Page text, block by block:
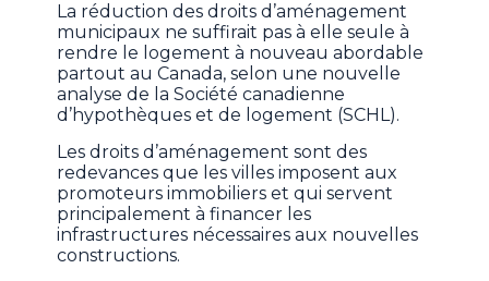
La réduction des droits d’aménagement
municipaux ne suffirait pas à elle seule à
rendre le logement à nouveau abordable
partout au Canada, selon une nouvelle
analyse de la Société canadienne
d’hypothèques et de logement (SCHL).
Les droits d’aménagement sont des
redevances que les villes imposent aux
promoteurs immobiliers et qui servent
principalement à financer les
infrastructures nécessaires aux nouvelles
constructions.